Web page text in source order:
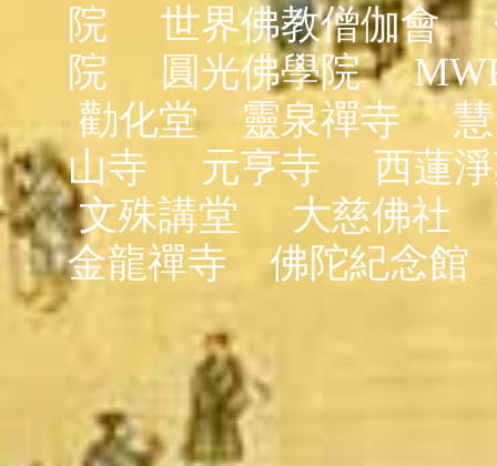
院
世界佛教僧伽會
院
圓光佛學院
勸化堂
靈泉禪寺
山寺
元亨寺
西蓮
文殊講堂
大慈佛社
金龍禪寺
佛陀紀念館